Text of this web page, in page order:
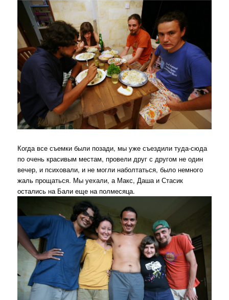
Когда все съемки были позади, мы уже съездили туда-сюда
по очень красивым местам, провели друг с другом не один
вечер, и психовали, и не могли наболтаться, было немного
жаль прощаться. Мы уехали, а Макс, Даша и Стасик
остались на Бали еще на полмесяца.